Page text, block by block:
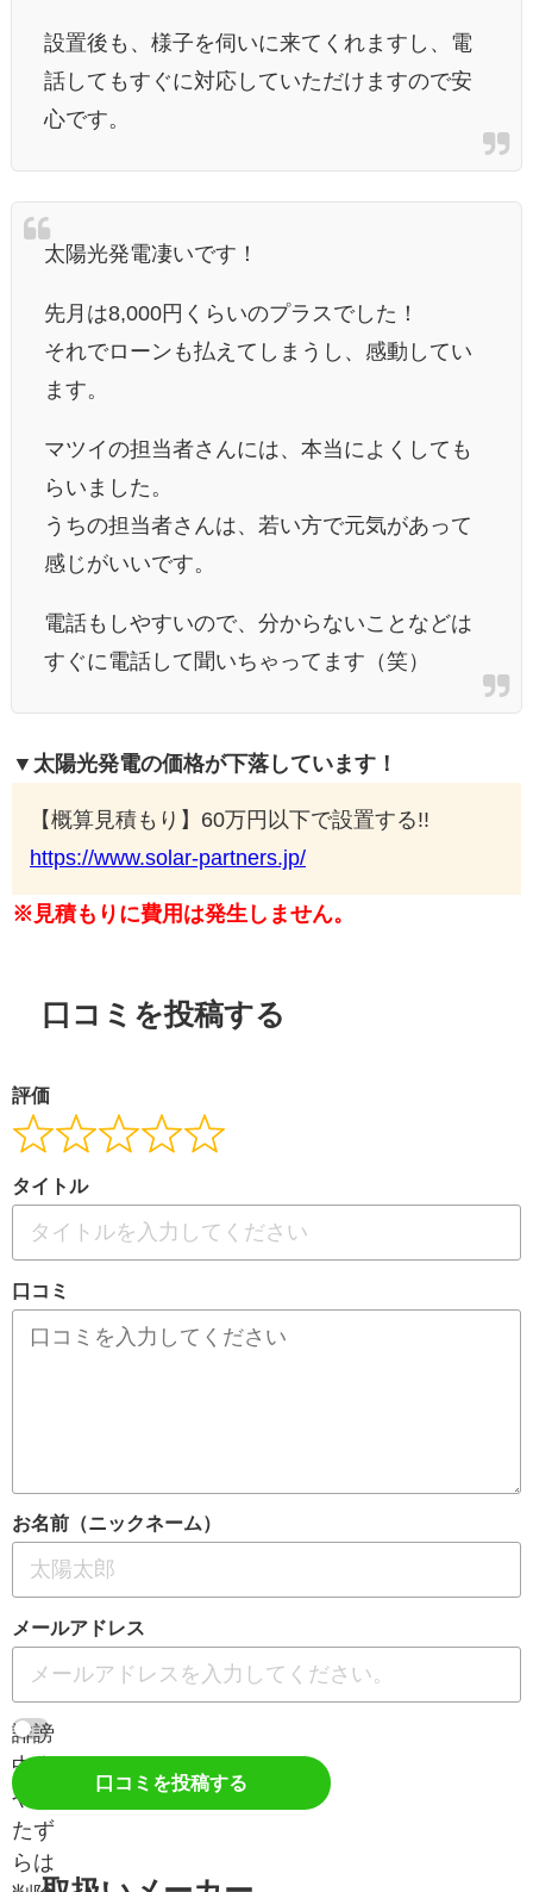
設置後も、様子を伺いに来てくれますし、電
話してもすぐに対応していただけますので安
心です。
太陽光発電凄いです！
先月は8,000円くらいのプラスでした！
それでローンも払えてしまうし、感動してい
ます。
マツイの担当者さんには、本当によくしても
らいました。
うちの担当者さんは、若い方で元気があって
感じがいいです。
電話もしやすいので、分からないことなどは
すぐに電話して聞いちゃってます（笑）
▼太陽光発電の価格が下落しています！
【概算見積もり】60万円以下で設置する!!
https://www.solar-partners.jp/
※見積もりに費用は発生しません。
口コミを投稿する
評価
タイトル
口コミ
お名前（ニックネーム）
メールアドレス
誹謗
中傷
やい
たず
らは
口コミを投稿する